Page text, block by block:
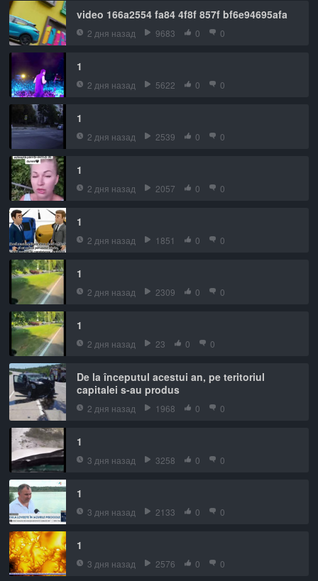
video 166a2554 fa84 4f8f 857f bf6e94695afa
2 дня назад 9683 0 0
1
2 дня назад 5622 0 0
1
2 дня назад 2539 0 0
1
2 дня назад 2057 0 0
1
2 дня назад 1851 0 0
1
2 дня назад 2309 0 0
1
2 дня назад 23 0 0
De la începutul acestui an, pe teritoriul
capitalei s-au produs
2 дня назад 1968 0 0
1
3 дня назад 3258 0 0
1
3 дня назад 2133 0 0
1
3 дня назад 2576 0 0